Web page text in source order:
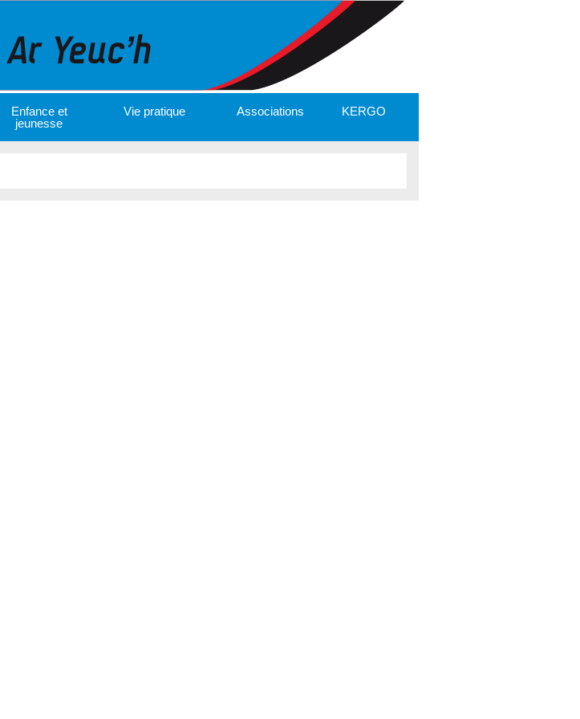
Enfance et
jeunesse
Vie pratique Associations KERGO